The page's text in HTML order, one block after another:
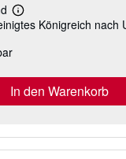
Weitere
Informationen
Königreich nach
In den Warenkorb